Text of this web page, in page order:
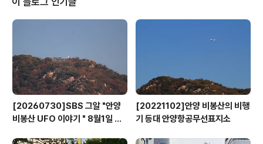
교 협력을 강화하기 위해 마련됐다. 이에 국가보훈부는 20
26년 1월 6·25전쟁영웅으로 이일영 공군 중위와 타흐신
웅’으로 선정된바 있다. 이..
[20260730]SBS 그알 "안양
비봉산 UFO 이야기 " 8월1일 방
[20221102]안양 비봉산의 비행
기 등대 안양항공무선표지소